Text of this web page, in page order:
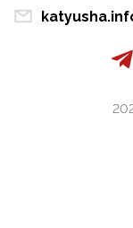
В
заботливо
06:01, 09 Апреля
В понедельник
рассмотрению